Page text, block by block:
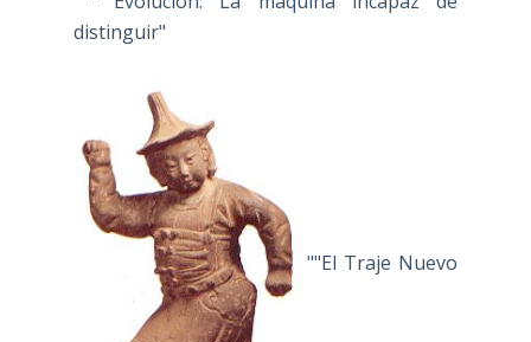
distinguir"
""El Traje Nuevo